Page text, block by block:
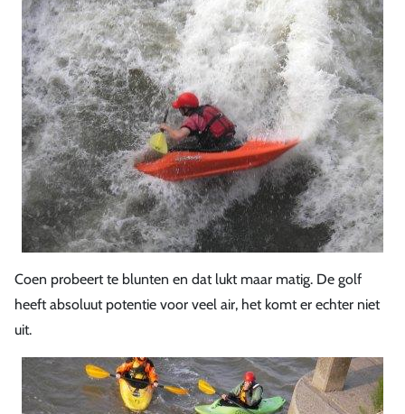
Coen probeert te blunten en dat lukt maar matig. De golf
heeft absoluut potentie voor veel air, het komt er echter niet
uit.